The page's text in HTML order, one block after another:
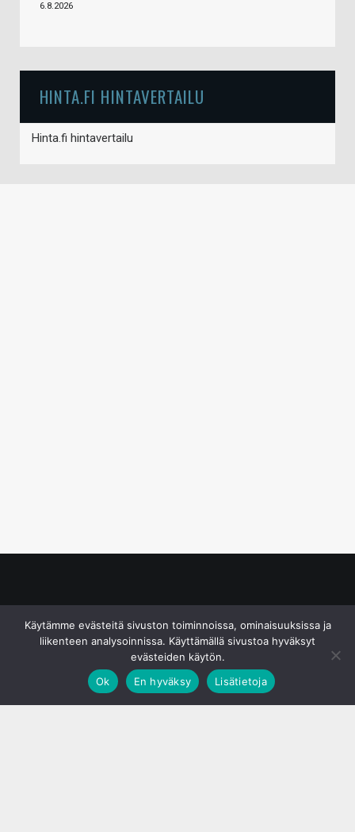
6.8.2026
HINTA.FI HINTAVERTAILU
Hinta.fi hintavertailu
Käytämme evästeitä sivuston toiminnoissa, ominaisuuksissa ja
liikenteen analysoinnissa. Käyttämällä sivustoa hyväksyt
evästeiden käytön.
Ok
En hyväksy Lisätietoja